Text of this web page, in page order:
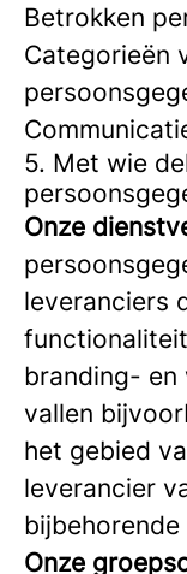
Betrokken
Categorieën
5. Met wie
Onze
leveranciers
branding- en
vallen
het gebied
leverancier
Onze